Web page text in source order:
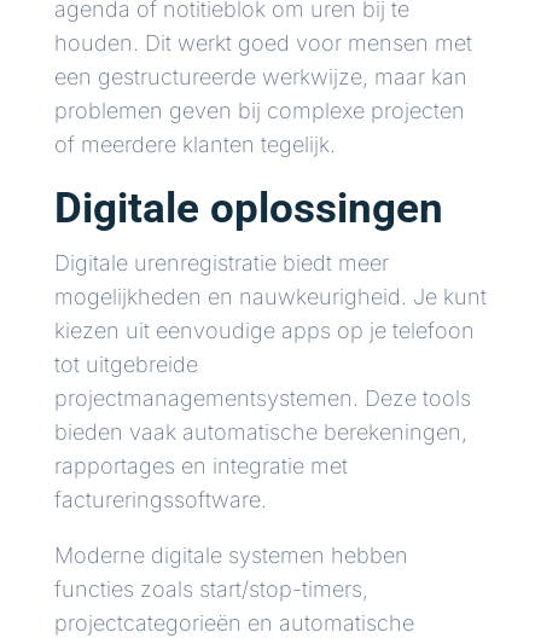
agenda of notitieblok om uren bij te
houden. Dit werkt goed voor mensen met
een gestructureerde werkwijze, maar kan
problemen geven bij complexe projecten
of meerdere klanten tegelijk.
Digitale oplossingen
Digitale urenregistratie biedt meer
mogelijkheden en nauwkeurigheid. Je kunt
kiezen uit eenvoudige apps op je telefoon
tot uitgebreide
projectmanagementsystemen. Deze tools
bieden vaak automatische berekeningen,
rapportages en integratie met
factureringssoftware.
Moderne digitale systemen hebben
functies zoals start/stop-timers,
projectcategorieën en automatische